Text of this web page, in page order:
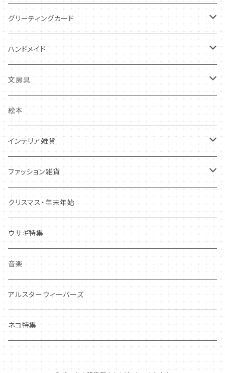
犬
その他
コースター・布製品
食器
その他
グリーティングカード
バースデーカード
多目的カード
クリスマス・冬の季節
ポストカード
ハンドメイド
ニードルフエルト
ワッペン
抜型、シリコンモールド
その他
文房具
ノート・メモ・付箋
レターセット
マステ・ステッカー等
しおり・ブックマーク
その他
絵本
インテリア雑貨
置物
布製品・ドイリー
マグネット
その他
ファッション雑貨
キーホルダー・バッグチャーム
アクセサリー
ポーチ・バッグ
ギフトバッグ・巾着
ハンカチ・手拭い
その他
クリスマス・年末年始
ウサギ特集
音楽
アルスターウィーバーズ
ネコ特集